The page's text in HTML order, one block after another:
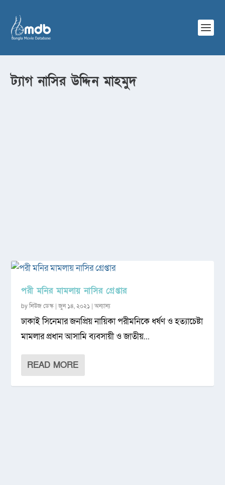
ট্যাগনাসির উদ্দিন মাহমুদ
পরী মনির মামলায় নাসির গ্রেপ্তার
byনিউজ ডেস্ক |জুন ১৪, ২০২১ |অন্যান্য
ঢাকাই সিনেমার জনপ্রিয় নায়িকা পরীমনিকে ধর্ষণ ও হত্যাচেষ্টা
মামলার প্রধান আসামি ব্যবসায়ী ও জাতীয়...
READ MORE